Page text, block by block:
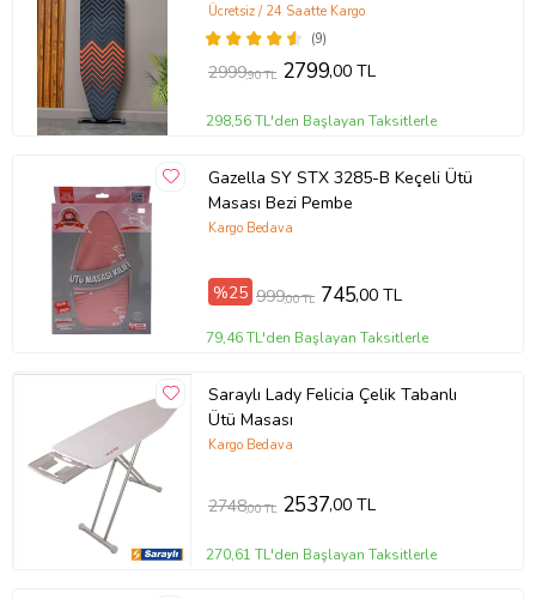
(9)
Ücretsiz / 24 Saatte Kargo
2999,90 TL 2799,00 TL
298,56 TL'den Başlayan Taksitlerle
Gazella SY STX 3285-B Keçeli Ütü
Masası Bezi Pembe
Kargo Bedava
%25 999,00 TL 745,00 TL
79,46 TL'den Başlayan Taksitlerle
Saraylı Lady Felicia Çelik Tabanlı
Ütü Masası
Kargo Bedava
2748,00 TL 2537,00 TL
270,61 TL'den Başlayan Taksitlerle